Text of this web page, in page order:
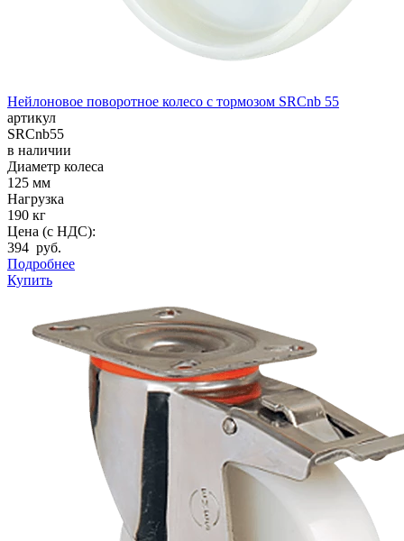
Нейлоновое поворотное колесо с тормозом SRCnb 55
артикул
SRCnb55
в наличии
Диаметр колеса
125 мм
Нагрузка
190 кг
Цена (с НДС):
394 руб.
Подробнее
Купить